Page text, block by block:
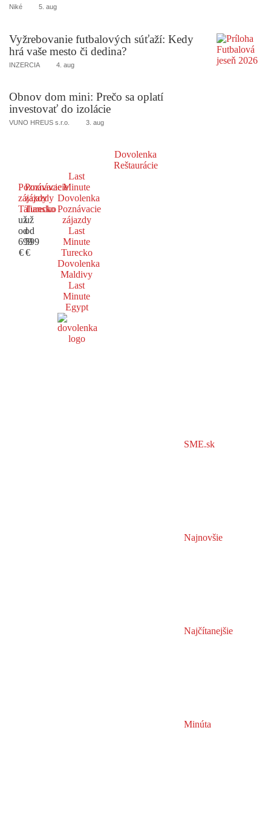
Niké 5. aug
Vyžrebovanie futbalových súťaží: Kedy
hrá vaše mesto či dedina?
INZERCIA 4. aug
Obnov dom mini: Prečo sa oplatí
investovať do izolácie
VUNO HREUS s.r.o. 3. aug
Dovolenka
Reštaurácie
Poznávacie
zájazdy
Taliansko
už
od
699
€
Poznávacie
zájazdy
Turecko
už
od
599
€
Last
Minute
Dovolenka
Poznávacie
zájazdy
Last
Minute
Turecko
Dovolenka
Maldivy
Last
Minute
Egypt
SME.sk
Najnovšie
Najčítanejšie
Minúta